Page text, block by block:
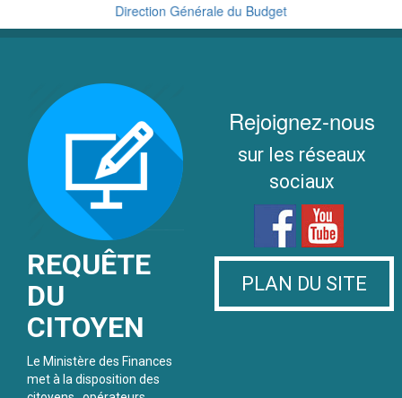
Direction Générale du Budget
Cellule de Traitement du Renseignement Financier
REQUÊTE
DU
CITOYEN
Le Ministère des Finances
met à la disposition des
Rejoignez-nous
sur les réseaux
sociaux
PLAN DU SITE